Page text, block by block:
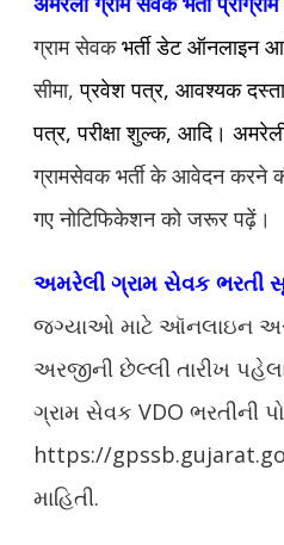
ग्राम सेवकभर्ती डेट ऑनलाइन
सीमा,प्रवेश पत्र, आवश्यक
पत्र, परीक्षा शुल्क, आदि।
ग्रामसेवक भर्ती के आवेदन करने
गए नोटिफिकेशन को जरूर पढ़ें।
અમરેલી ગ્રામ સેવક ભરતી
જગ્યાઓ માટે ઑનલાઇન
અરજીની છેલ્લી તારીખ
ગ્રામ સેવક VDO ભરતીની
https://
માહિતી.